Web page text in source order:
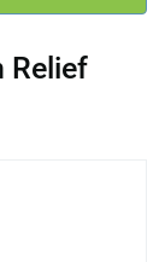
Relief